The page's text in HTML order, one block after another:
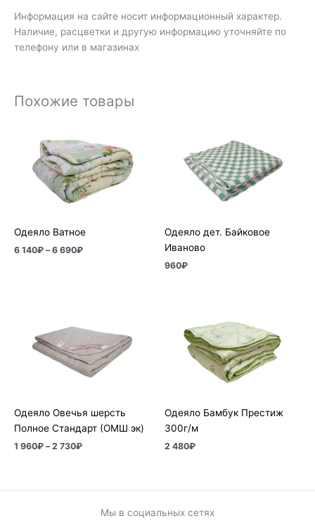
Информация на сайте носит информационный характер.
Наличие, расцветки и другую информацию уточняйте по
телефону или в магазинах
Похожие товары
Одеяло Ватное
6 140₽ – 6 690₽
6
140₽
–
6
690₽
Одеяло дет. Байковое
Иваново
960₽
Одеяло Овечья шерсть
Полное Стандарт (ОМШ эк)
1 960₽ – 2 730₽
1
–
2
730₽
Одеяло Бамбук Престиж
300г/м
2 480₽
Мы в социальных сетях